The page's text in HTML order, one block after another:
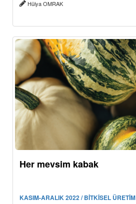
Hülya OMRAK
Her mevsim kabak
KASIM-ARALIK 2022 / BİTKİSEL ÜRETİM